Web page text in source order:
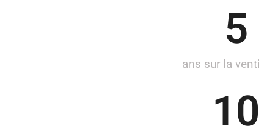
ans sur la
5
10